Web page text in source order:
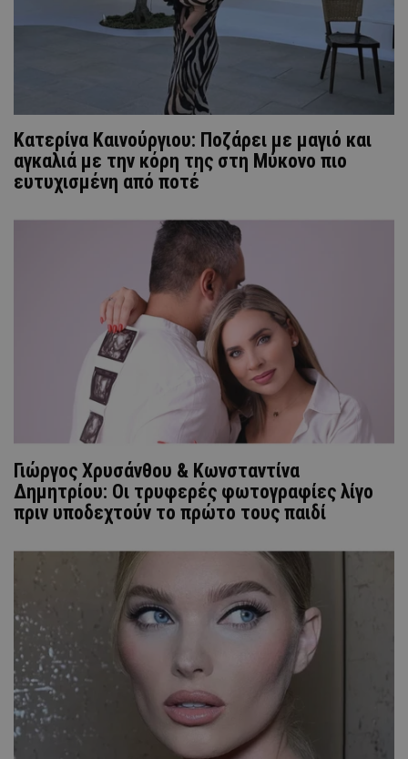
Κατερίνα Καινούργιου: Ποζάρει με μαγιό και
αγκαλιά με την κόρη της στη Μύκονο πιο
ευτυχισμένη από ποτέ
Γιώργος Χρυσάνθου & Κωνσταντίνα
Δημητρίου: Οι τρυφερές φωτογραφίες λίγο
πριν υποδεχτούν το πρώτο τους παιδί